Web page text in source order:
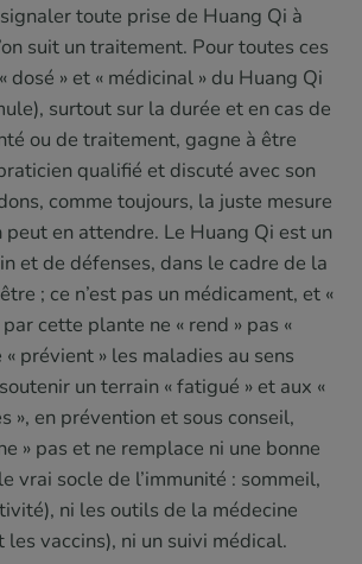
toute prise de Huang Qi à
suit un traitement. Pour toutes ces
dosé » et « médicinal » du Huang Qi
surtout sur la durée et en cas de
ou de traitement, gagne à être
qualifié et discuté avec son
comme toujours, la juste mesure
peut en attendre. Le Huang Qi est un
et de défenses, dans le cadre de la
; ce n’est pas un médicament, et «
cette plante ne « rend » pas «
prévient » les maladies au sens
un terrain « fatigué » et aux «
», en prévention et sous conseil,
» pas et ne remplace ni une bonne
vrai socle de l’immunité : sommeil,
ni les outils de la médecine
vaccins), ni un suivi médical.